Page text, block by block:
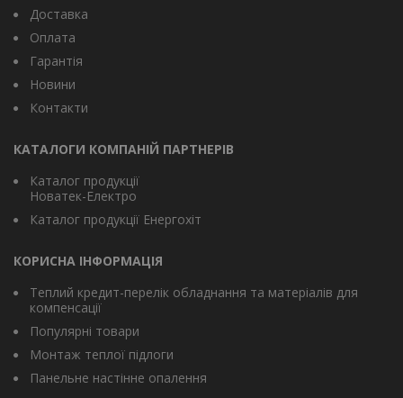
Доставка
Оплата
Гарантія
Новини
Контакти
КАТАЛОГИ КОМПАНІЙ ПАРТНЕРІВ
Каталог продукції
Новатек-Електро
Каталог продукції Енергохіт
КОРИСНА ІНФОРМАЦІЯ
Теплий кредит-перелік обладнання та матеріалів для
компенсації
Популярні товари
Монтаж теплої підлоги
Панельне настінне опалення